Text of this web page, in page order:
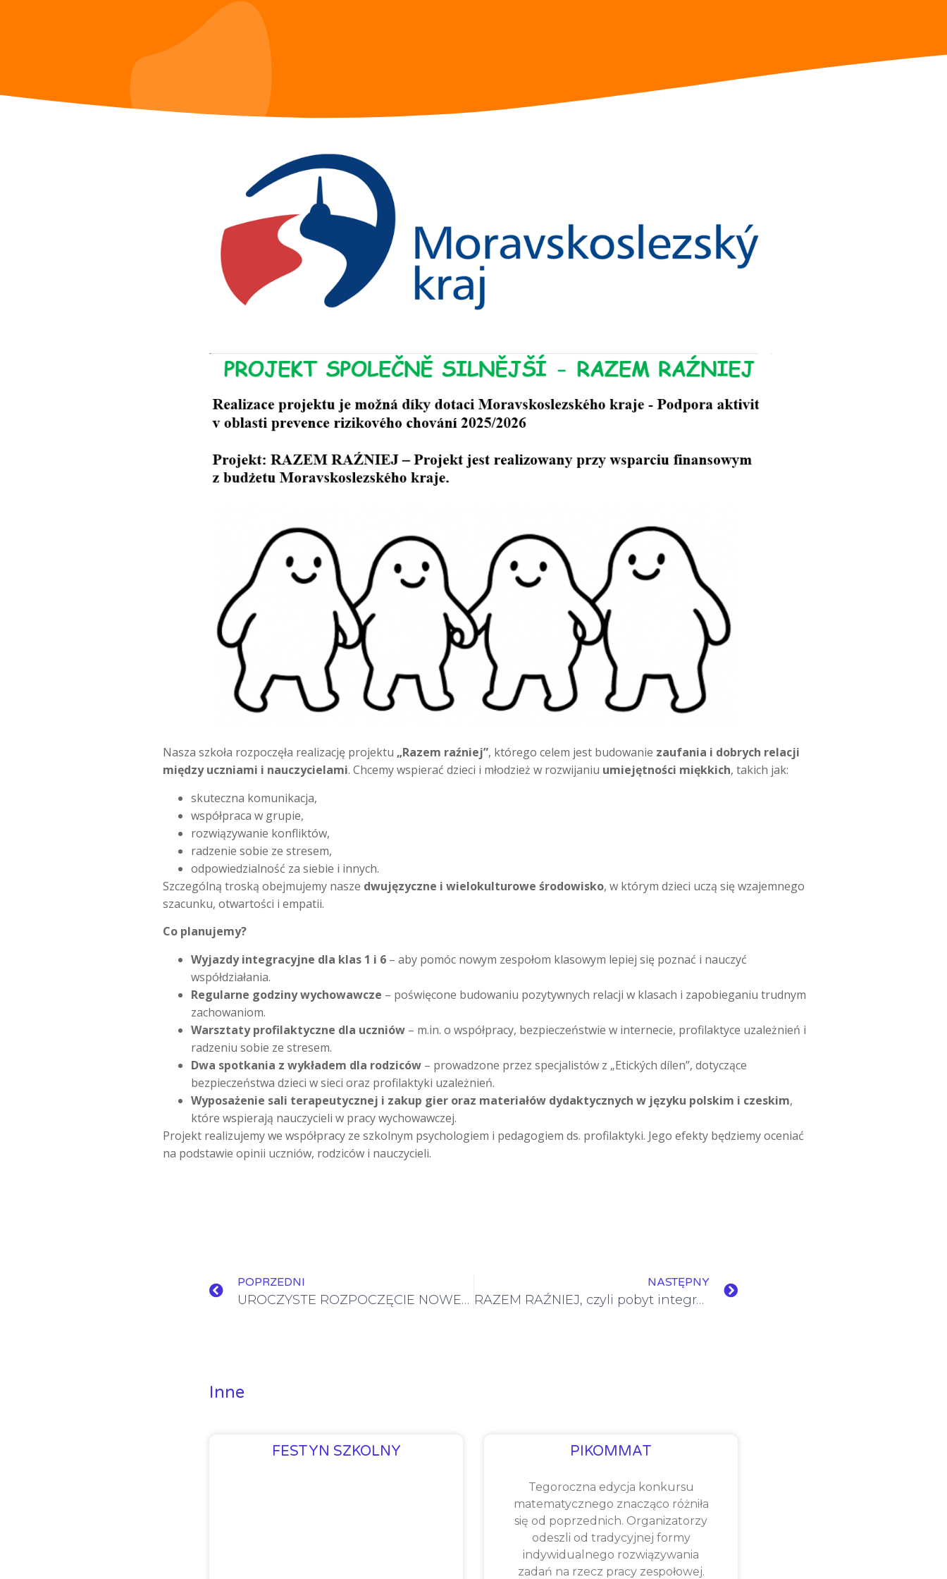
Nasza szkoła rozpoczęła realizację projektu „Razem raźniej”, którego celem jest budowanie zaufania i dobrych relacji
między uczniami i nauczycielami. Chcemy wspierać dzieci i młodzież w rozwijaniu umiejętności miękkich, takich jak:
skuteczna komunikacja,
współpraca w grupie,
rozwiązywanie konfliktów,
radzenie sobie ze stresem,
odpowiedzialność za siebie i innych.
Szczególną troską obejmujemy nasze dwujęzyczne i wielokulturowe środowisko, w którym dzieci uczą się wzajemnego
szacunku, otwartości i empatii.
Co planujemy?
Wyjazdy integracyjne dla klas 1 i 6– aby pomóc nowym zespołom klasowym lepiej się poznać i nauczyć
współdziałania.
Regularne godziny wychowawcze – poświęcone budowaniu pozytywnych relacji w klasach i zapobieganiu trudnym
zachowaniom.
Warsztaty profilaktyczne dla uczniów– m.in. o współpracy, bezpieczeństwie w internecie, profilaktyce uzależnień i
radzeniu sobie ze stresem.
Dwa spotkania z wykładem dla rodziców– prowadzone przez specjalistów z „Etických dílen”, dotyczące
bezpieczeństwa dzieci w sieci oraz profilaktyki uzależnień.
Wyposażenie sali terapeutycznej i zakup gier oraz materiałów dydaktycznych w języku polskim i czeskim,
które wspierają nauczycieli w pracy wychowawczej.
Projekt realizujemy we współpracy ze szkolnym psychologiem i pedagogiem ds. profilaktyki. Jego efekty będziemy oceniać
na podstawie opinii uczniów, rodziców i nauczycieli.
POPRZEDNI
UROCZYSTE ROZPOCZĘCIE NOWEGO ROKU SZKOLNEGO
NASTĘPNY
RAZEM RAŹNIEJ, czyli pobyt integracyjny klasy VI
Inne
FESTYN SZKOLNY PIKOMMAT
Tegoroczna edycja konkursu
matematycznego znacząco różniła
się od poprzednich. Organizatorzy
odeszli od tradycyjnej formy
indywidualnego rozwiązywania
zadań na rzecz pracy zespołowej.